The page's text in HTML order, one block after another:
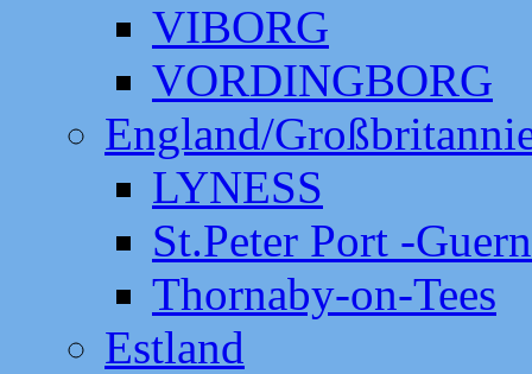
VIBORG
VORDINGBORG
England/
LYNESS
St.Peter Port -
Thornaby-on-Tees
Estland